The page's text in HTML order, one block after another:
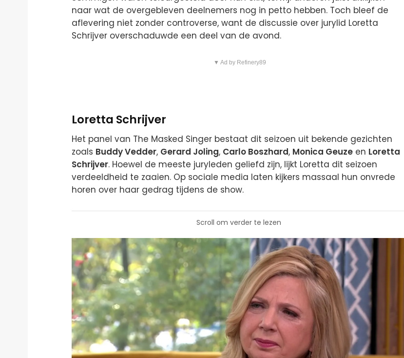
naar wat de overgebleven deelnemers nog in petto hebben. Toch bleef de
aflevering niet zonder controverse, want de discussie over jurylid Loretta
Schrijver overschaduwde een deel van de avond.
▼ Ad by Refinery89
Loretta Schrijver
Het panel van The Masked Singer bestaat dit seizoen uit bekende gezichten
zoals Buddy Vedder, Gerard Joling, Carlo Boszhard, Monica Geuze en Loretta
Schrijver. Hoewel de meeste juryleden geliefd zijn, lijkt Loretta dit seizoen
verdeeldheid te zaaien. Op sociale media laten kijkers massaal hun onvrede
horen over haar gedrag tijdens de show.
Scroll om verder te lezen